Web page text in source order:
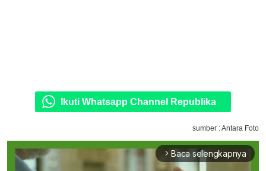
Ikuti Whatsapp Channel Republika
sumber : Antara Foto
arrow_forward_ios Baca selengkapnya